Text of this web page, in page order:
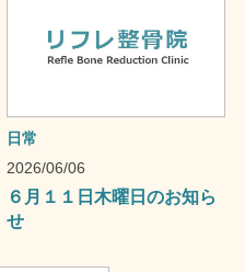
日常
2026/06/06
６月１１日木曜日のお知ら
せ